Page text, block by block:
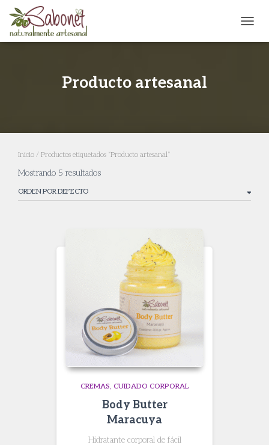
Producto artesanal
Inicio / Productos etiquetados “Producto artesanal”
Mostrando 5 resultados
CREMAS CUIDADO CORPORAL
Body Butter
Maracuya
Hidratante corporal de fácil